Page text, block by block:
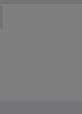
- Nautische Nubuk-
005 - Nautische
- K101013-004 -